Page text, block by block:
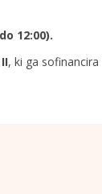
12:00).
, ki ga sofinancira